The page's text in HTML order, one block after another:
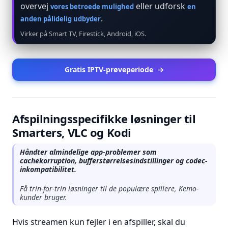
overvej vores betroede mulighed eller udforsk en
anden pålidelig udbyder.
Virker på Smart TV, Firestick, Android, iOS.
Gratis IPTV-prøveperiode →
Afspilningsspecifikke løsninger til
Smarters, VLC og Kodi
Håndter almindelige app-problemer som
cachekorruption, bufferstørrelsesindstillinger og codec-
inkompatibilitet.
Få trin-for-trin løsninger til de populære spillere, Kemo-
kunder bruger.
Hvis streamen kun fejler i en afspiller, skal du